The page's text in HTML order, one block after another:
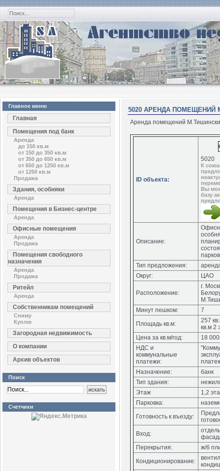
Главное меню
Главная
Помещения под банк
Аренда
до 150 кв.м
от 150 до 350 кв.м
от 350 до 650 кв.м
от 650 до 1250 кв.м
от 1250 кв.м
Продажа
Здания, особняки
Аренда
Помещения в Бизнес-центре
Аренда
Офисные помещения
Аренда
Продажа
Помещения свободного
назначения
Аренда
Продажа
Ритейл
Аренда
Собственникам помещений
Сниму
Куплю
Загородная недвижимость
О компании
Архив объектов
Поиск
Счетчики
5020 АРЕНДА ПОМЕЩЕНИЙ
Аренда помещений
ID объекта:
5020
К
Вы
базу
Описание:
Тип предложения:
Округ:
ЦАО
Расположение:
г.
Минут пешком:
7
Площадь кв.м:
257
кв.м 2
Цена за кв.м/год:
18
НДС и
коммунальные
платежи:
Назначение:
банк
Тип здания:
Этаж
1,2
Парковка:
Готовность к въезду:
Вход:
Перекрытия:
ж/б
Кондиционирование: